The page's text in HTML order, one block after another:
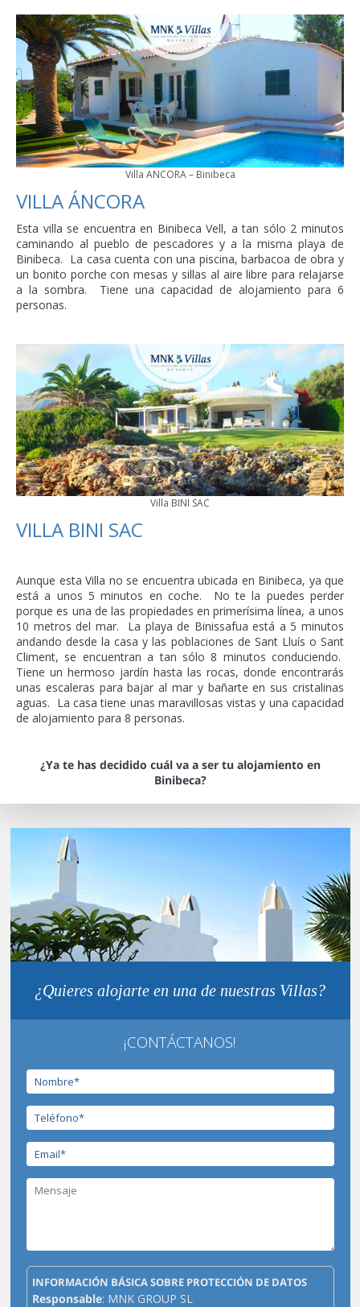
Villa ANCORA – Binibeca
VILLA ÁNCORA
Esta villa se encuentra en Binibeca Vell, a tan sólo 2 minutos
caminando al pueblo de pescadores y a la misma playa de
Binibeca. La casa cuenta con una piscina, barbacoa de obra y
un bonito porche con mesas y sillas al aire libre para relajarse
a la sombra. Tiene una capacidad de alojamiento para 6
personas.
Villa BINI SAC
VILLA BINI SAC
Aunque esta Villa no se encuentra ubicada en Binibeca, ya que
está a unos 5 minutos en coche. No te la puedes perder
porque es una de las propiedades en primerísima línea, a unos
10 metros del mar. La playa de Binissafua está a 5 minutos
andando desde la casa y las poblaciones de Sant Lluís o Sant
Climent, se encuentran a tan sólo 8 minutos conduciendo.
Tiene un hermoso jardín hasta las rocas, donde encontrarás
unas escaleras para bajar al mar y bañarte en sus cristalinas
aguas. La casa tiene unas maravillosas vistas y una capacidad
de alojamiento para 8 personas.
¿Ya te has decidido cuál va a ser tu alojamiento en
Binibeca?
¿Quieres alojarte en una de nuestras Villas?
¡CONTÁCTANOS!
INFORMACIÓN BÁSICA SOBRE PROTECCIÓN DE DATOS
Responsable: MNK GROUP SL